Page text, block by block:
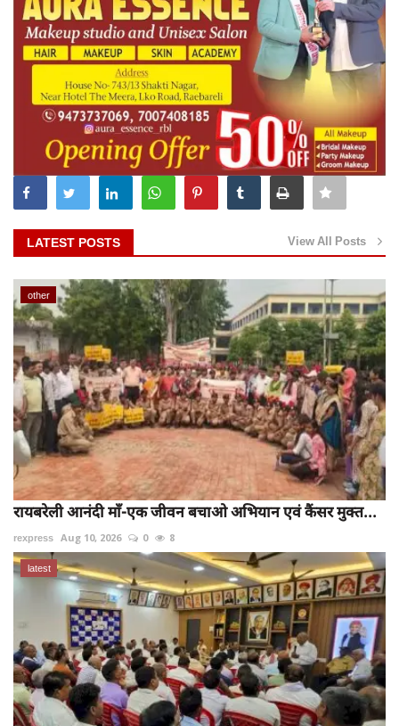
LATEST POSTS View All Posts
other
रायबरेली आनंदी माँ-एक जीवन बचाओ अभियान एवं कैंसर मुक्त...
rexpress Aug 10, 2026 0 8
latest